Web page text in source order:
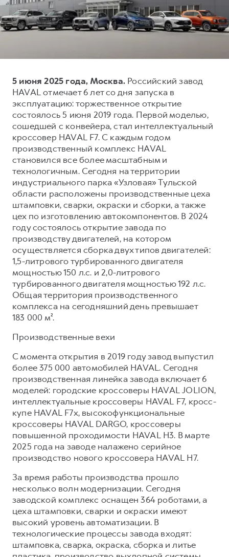
POER
от 3 449 000 ₽
Тест-драйв
Трейд-ин
Кредитный калькулятор
Страхование
Кредит
КОРПОРАТИВНЫМ КЛИЕНТАМ
Для малого бизнеса
Корпоративным клиентам
Крупным корпоративным клиентам
Система управления автопарком
Сервис для корпоративных клиентов
HAVAL Лизинг
АКСЕССУАРЫ HAVAL
Автомобильные аксессуары
Коллекция CITY
СЕРВИСНОЕ ОБСЛУЖИВАНИЕ
Нулевое ТО
Электронный ПТС
ПОДДЕРЖКА
GWM Безопасность
Гарантия HAVAL
Мобильное приложение GWM
Программа «HAVAL Защита+»
Руководства по эксплуатации
Подписки
АКСЕССУАРЫ HAVAL
Автомобильные аксессуары
Коллекция CITY
Коллекция Базовая
Коллекция Детская
О дилере
Наша команда
5 июня 2025 года, Москва. Российский завод
HAVAL отмечает 6 лет со дня запуска в
эксплуатацию: торжественное открытие
состоялось 5 июня 2019 года. Первой моделью,
сошедшей с конвейера, стал интеллектуальный
кроссовер HAVAL F7. С каждым годом
производственный комплекс HAVAL
становился все более масштабным и
технологичным. Сегодня на территории
индустриального парка «Узловая» Тульской
области расположены производственные цеха
штамповки, сварки, окраски и сборки, а также
цех по изготовлению автокомпонентов. В 2024
году состоялось открытие завода по
производству двигателей, на котором
осуществляется сборка двух типов двигателей:
1,5-литрового турбированного двигателя
мощностью 150 л.с. и 2,0-литрового
турбированного двигателя мощностью 192 л.с.
Общая территория производственного
комплекса на сегодняшний день превышает
183 000 м².
Производственные вехи
С момента открытия в 2019 году завод выпустил
более 375 000 автомобилей HAVAL. Сегодня
производственная линейка завода включает 6
моделей: городские кроссоверы HAVAL JOLION,
интеллектуальные кроссоверы HAVAL F7, кросс-
купе HAVAL F7x, высокофункциональные
кроссоверы HAVAL DARGO, кроссоверы
повышенной проходимости HAVAL H3. В марте
2025 года на заводе налажено серийное
производство нового кроссовера HAVAL H7.
За время работы производства прошло
несколько волн модернизации. Сегодня
заводской комплекс оснащен 364 роботами, а
цеха штамповки, сварки и окраски имеют
высокий уровень автоматизации. В
технологические процессы завода входят:
штамповка, сварка, окраска, сборка и литье